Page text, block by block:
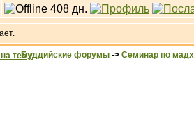
Буддийские форумы -> Семинар по